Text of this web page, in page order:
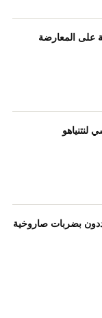
على المعارضة
لنتنياهو
بضربات صاروخية